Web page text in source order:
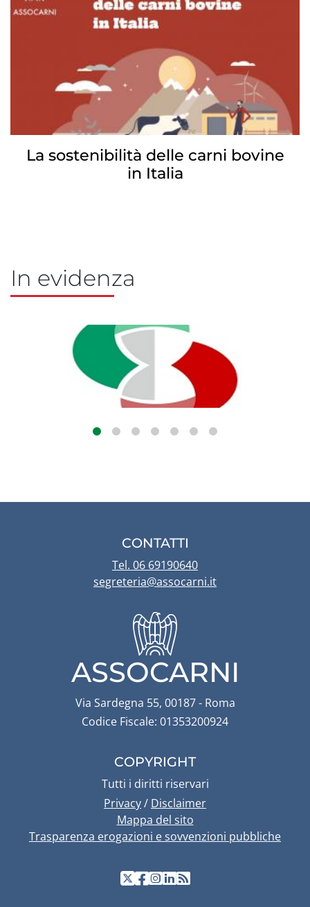
La sostenibilità delle carni bovine
in Italia
In evidenza
CONTATTI
Tel. 06 69190640
segreteria@assocarni.it
ASSOCARNI
Via Sardegna 55, 00187 - Roma
Codice Fiscale: 01353200924
COPYRIGHT
Tutti i diritti riservari
Privacy/ Disclaimer
Mappa del sito
Trasparenza erogazioni e sovvenzioni pubbliche
Seguici sul nostro profilo
Seguici su Facebook
Seguici su Instagram
Seguici su